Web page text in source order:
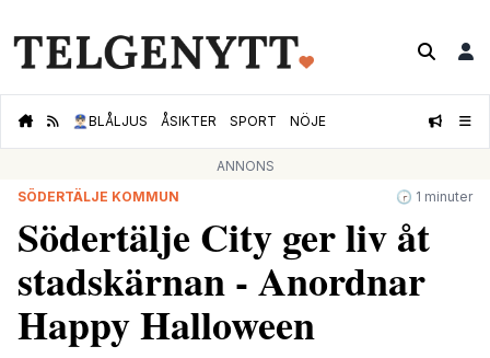
👮🏻‍♂️BLÅLJUS ÅSIKTER SPORT NÖJE
ANNONS
SÖDERTÄLJE KOMMUN
🕝 1 minuter
Södertälje City ger liv åt
stadskärnan - Anordnar
Happy Halloween